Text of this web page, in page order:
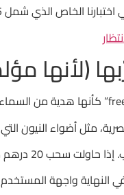
ميجا بول، لم يحقق أي لاعب ربحًا يفوق 3% من إجمالي المراهنات.
(لأنها
المستخدم التي تُظهر الخط الزمني